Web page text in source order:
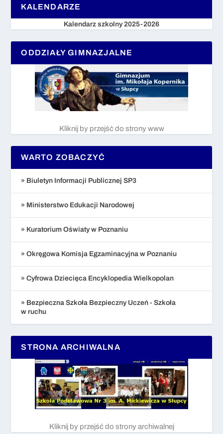
KALENDARZE
Kalendarz szkolny 2025-2026
ODDZIAŁY GIMNAZJALNE
Kliknij by przejść do strony www
WARTO ZOBACZYĆ
» Biuletyn Informacji Publicznej SP3
» Ministerstwo Edukacji Narodowej
» Kuratorium Oświaty w Poznaniu
» Okręgowa Komisja Egzaminacyjna w Poznaniu
» Cyfrowa Dziecięca Encyklopedia Wielkopolan
» Bezpieczna Szkoła Bezpieczny Uczeń - Szkoła
w ruchu
STRONA ARCHIWALNA
Kliknij by przejść do strony archiwalnej